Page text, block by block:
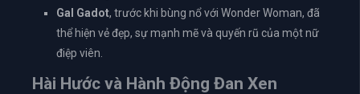
Gal Gadot, trước khi bùng nổ với Wonder Woman, đã
thể hiện vẻ đẹp, sự mạnh mẽ và quyến rũ của một nữ
điệp viên.
Hài Hước và Hành Động Đan Xen